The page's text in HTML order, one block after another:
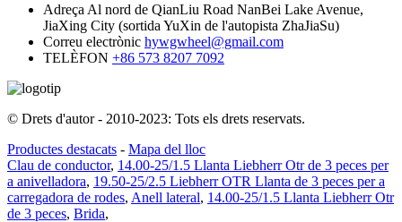
Adreça Al nord de QianLiu Road NanBei Lake Avenue,
JiaXing City (sortida YuXin de l'autopista ZhaJiaSu)
Correu electrònic hywgwheel@gmail.com
TELÈFON +86 573 8207 7092
© Drets d'autor - 2010-2023: Tots els drets reservats.
Productes destacats - Mapa del lloc
Clau de conductor, 14.00-25/1.5 Llanta Liebherr Otr de 3 peces per
a anivelladora, 19.50-25/2.5 Liebherr OTR Llanta de 3 peces per a
carregadora de rodes, Anell lateral, 14.00-25/1.5 Llanta Liebherr Otr
de 3 peces, Brida,